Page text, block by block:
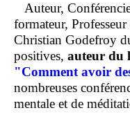
Auteur,
formateur,
Christian Godefroy
positives, auteur du
"Comment avoir
nombreuses
mentale et de